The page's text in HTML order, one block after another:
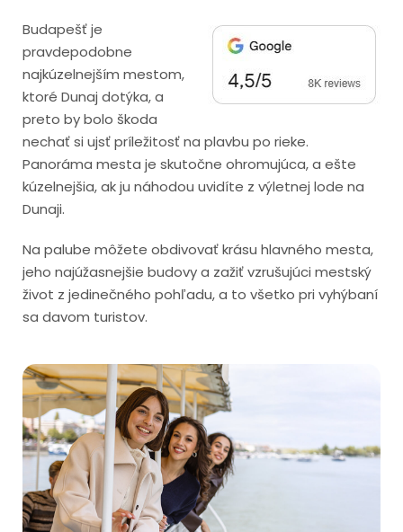
Budapešť je
pravdepodobne
najkúzelnejším mestom,
ktoré Dunaj dotýka, a
preto by bolo škoda
nechať si ujsť príležitosť na plavbu po rieke.
Panoráma mesta je skutočne ohromujúca, a ešte
kúzelnejšia, ak ju náhodou uvidíte z výletnej lode na
Dunaji.
Na palube môžete obdivovať krásu hlavného mesta,
jeho najúžasnejšie budovy a zažiť vzrušujúci mestský
život z jedinečného pohľadu, a to všetko pri vyhýbaní
sa davom turistov.